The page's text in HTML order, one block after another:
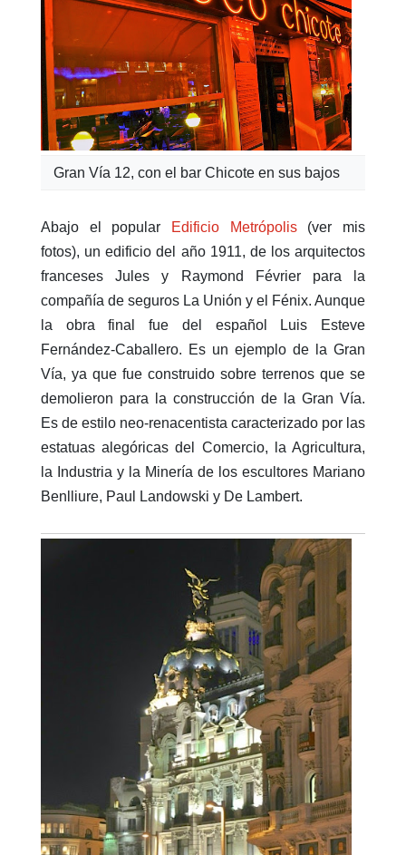
Gran Vía 12, con el bar Chicote en sus bajos
Abajo el popular Edificio Metrópolis(ver mis
fotos), un edificio del año 1911, de los arquitectos
franceses Jules y Raymond Février para la
compañía de seguros La Unión y el Fénix. Aunque
la obra final fue del español Luis Esteve
Fernández-Caballero. Es un ejemplo de la Gran
Vía, ya que fue construido sobre terrenos que se
demolieron para la construcción de la Gran Vía.
Es de estilo neo-renacentista caracterizado por las
estatuas alegóricas del Comercio, la Agricultura,
la Industria y la Minería de los escultores Mariano
Benlliure, Paul Landowski y De Lambert.